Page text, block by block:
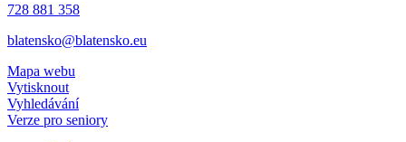
728 881 358
blatensko@blatensko.eu
Mapa webu
Vytisknout
Vyhledávání
Verze pro seniory